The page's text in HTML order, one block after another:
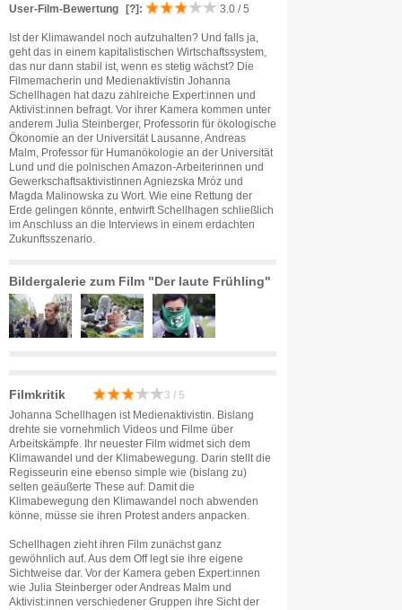
User-Film-Bewertung
[?] : 3.0 / 5
Ist der Klimawandel noch aufzuhalten? Und falls ja,
geht das in einem kapitalistischen Wirtschaftssystem,
das nur dann stabil ist, wenn es stetig wächst? Die
Filmemacherin und Medienaktivistin Johanna
Schellhagen hat dazu zahlreiche Expert:innen und
Aktivist:innen befragt. Vor ihrer Kamera kommen unter
anderem Julia Steinberger, Professorin für ökologische
Ökonomie an der Universität Lausanne, Andreas
Malm, Professor für Humanökologie an der Universität
Lund und die polnischen Amazon-Arbeiterinnen und
Gewerkschaftsaktivistinnen Agniezska Mróz und
Magda Malinowska zu Wort. Wie eine Rettung der
Erde gelingen könnte, entwirft Schellhagen schließlich
im Anschluss an die Interviews in einem erdachten
Zukunftsszenario.
Bildergalerie zum Film "Der laute Frühling"
Filmkritik 3 / 5
Johanna Schellhagen ist Medienaktivistin. Bislang
drehte sie vornehmlich Videos und Filme über
Arbeitskämpfe. Ihr neuester Film widmet sich dem
Klimawandel und der Klimabewegung. Darin stellt die
Regisseurin eine ebenso simple wie (bislang zu)
selten geäußerte These auf: Damit die
Klimabewegung den Klimawandel noch abwenden
könne, müsse sie ihren Protest anders anpacken.
Schellhagen zieht ihren Film zunächst ganz
gewöhnlich auf. Aus dem Off legt sie ihre eigene
Sichtweise dar. Vor der Kamera geben Expert:innen
wie Julia Steinberger oder Andreas Malm und
Aktivist:innen verschiedener Gruppen ihre Sicht der